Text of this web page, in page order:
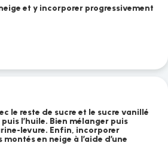
et y incorporer progressivement
le reste de sucre et le sucre vanillé
l’huile. Bien mélanger puis
levure. Enfin, incorporer
en neige à l’aide d’une